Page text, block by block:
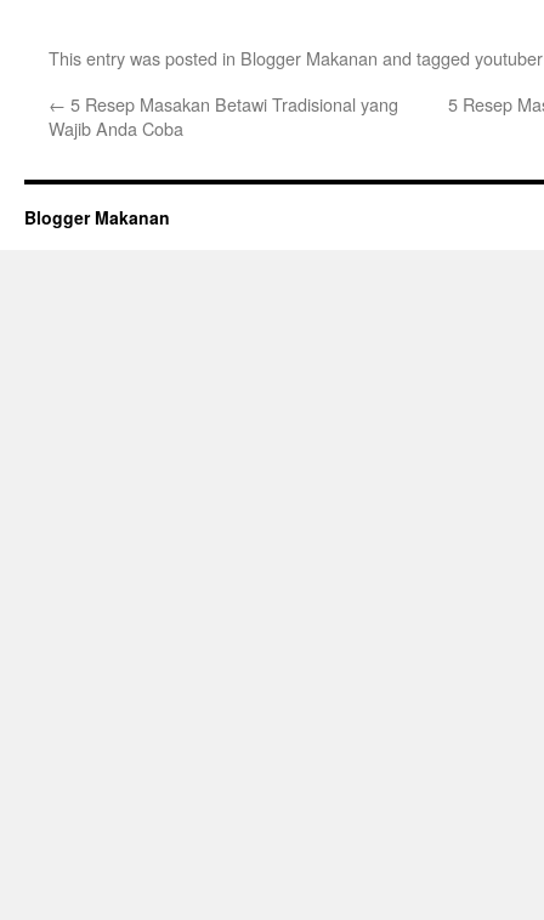
This entry was posted in Blogger Makanan and tagged
← 5 Resep Masakan Betawi Tradisional yang
Wajib Anda Coba
5 Resep
Blogger Makanan